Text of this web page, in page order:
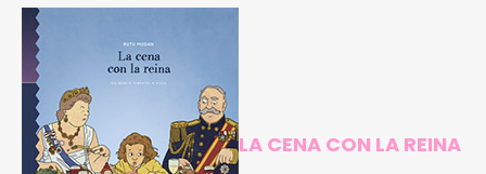
LA CENA CON LA REINA